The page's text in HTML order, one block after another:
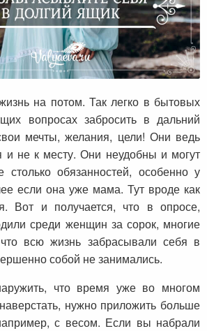
на потом. Так легко в бытовых
вопросах забросить в дальний
мечты, желания, цели! Они ведь
и не к месту. Они неудобны и могут
столько обязанностей, особенно у
если она уже мама. Тут вроде как
Вот и получается, что в опросе,
среди женщин за сорок, многие
всю жизнь забрасывали себя в
собой не занимались.
что время уже во многом
нужно приложить больше
с весом. Если вы набрали